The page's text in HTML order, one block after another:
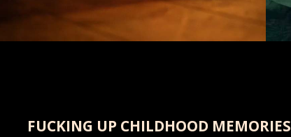
FUCKING UP CHILDHOOD MEMORIES